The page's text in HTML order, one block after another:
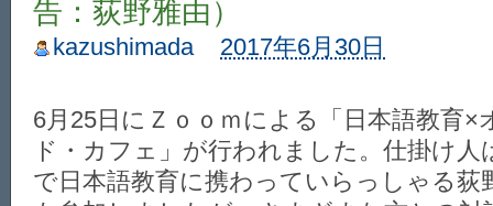
告：荻野雅由）
kazushimada 2017年6月30日
6月25日にＺｏｏｍによる「日本語教育
ド・カフェ」が行われました。仕掛け
で日本語教育に携わっていらっしゃる荻